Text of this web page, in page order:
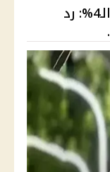
القصة الكاملة لأزمة ريم صاحبة الـ4%: رد